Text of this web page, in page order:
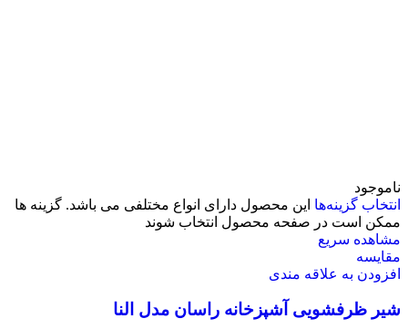
ناموجود
انتخاب گزینه‌ها این محصول دارای انواع مختلفی می باشد. گزینه ها
ممکن است در صفحه محصول انتخاب شوند
مشاهده سریع
مقایسه
افزودن به علاقه مندی
شیر ظرفشویی آشپزخانه راسان مدل النا